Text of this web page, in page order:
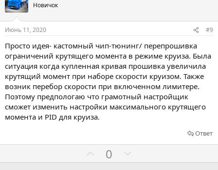
с
в
а
т
ь
з
а
с
в
а
т
ь
п
р
о
в
Новичок
Июнь 11, 2020 #9
Просто идея- кастомный чип-тюнинг/ перепрошивка
ограничений крутящего момента в режиме круиза. Была
ситуация когда купленная кривая прошивка увеличила
крутящий момент при наборе скорости круизом. Также
возник перебор скорости при включенном лимитере.
Поэтому предпологаю что грамотный настройщик
сможет изменить настройки максимального крутящего
момента и PID для круиза.
Ответ
о
0
о